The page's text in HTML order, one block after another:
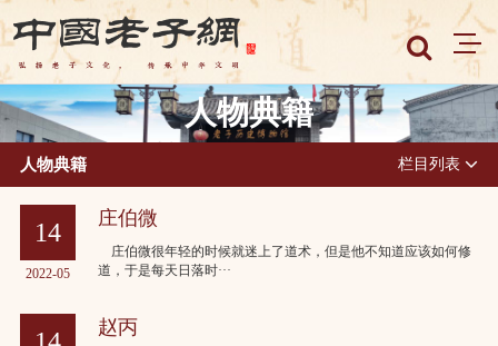
人物典籍
人物典籍 栏目列表
14
2022-05
庄伯微
庄伯微很年轻的时候就迷上了道术，但是他不知道应该如何修
道，于是每天日落时···
赵丙